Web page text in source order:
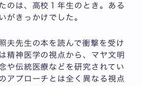
のは、高校１年生のとき。ある
がきっかけでした。
夫先生の本を読んで衝撃を受け
精神医学の視点から、マヤ文明
や伝統医療などを研究されてい
アプローチとは全く異なる視点